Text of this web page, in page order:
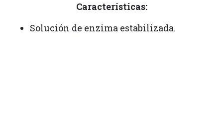
Características:
Solución de enzima estabilizada.